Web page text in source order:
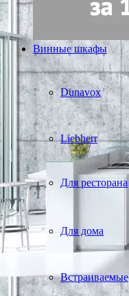
Винные шкафы
Dunavox
Liebherr
Для ресторана
Для дома
Встраиваемые